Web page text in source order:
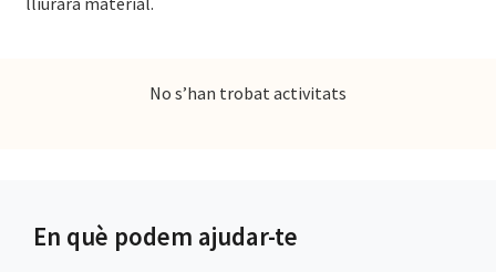
No s’han trobat activitats
En què podem ajudar-te